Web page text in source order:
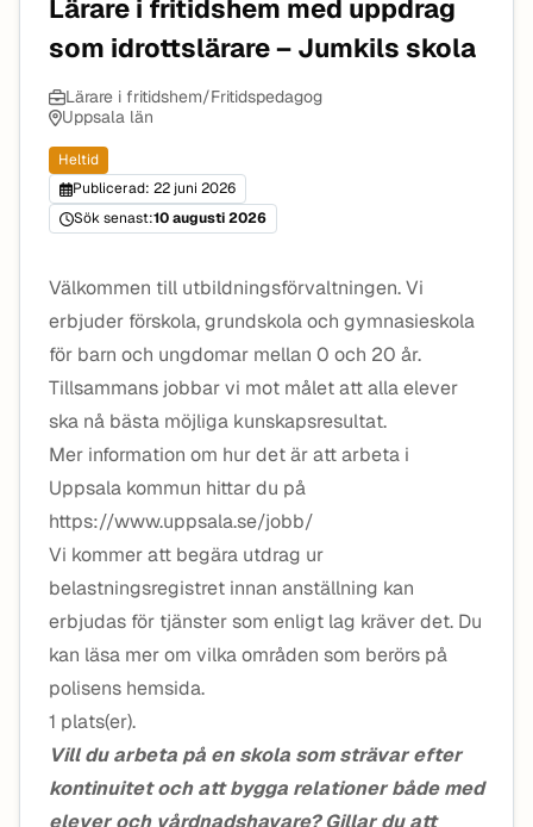
Lärare i fritidshem med uppdrag
som idrottslärare – Jumkils skola
Lärare i fritidshem/Fritidspedagog
Uppsala län
Heltid
Publicerad: 22 juni 2026
Sök senast:10 augusti 2026
Välkommen till utbildningsförvaltningen. Vi
erbjuder förskola, grundskola och gymnasieskola
för barn och ungdomar mellan 0 och 20 år.
Tillsammans jobbar vi mot målet att alla elever
ska nå bästa möjliga kunskapsresultat.
Mer information om hur det är att arbeta i
Uppsala kommun hittar du på
https://www.uppsala.se/jobb/
Vi kommer att begära utdrag ur
belastningsregistret innan anställning kan
erbjudas för tjänster som enligt lag kräver det. Du
kan läsa mer om vilka områden som berörs på
polisens hemsida.
1 plats(er).
Vill du arbeta på en skola som strävar efter
kontinuitet och att bygga relationer både med
elever och vårdnadshavare? Gillar du att